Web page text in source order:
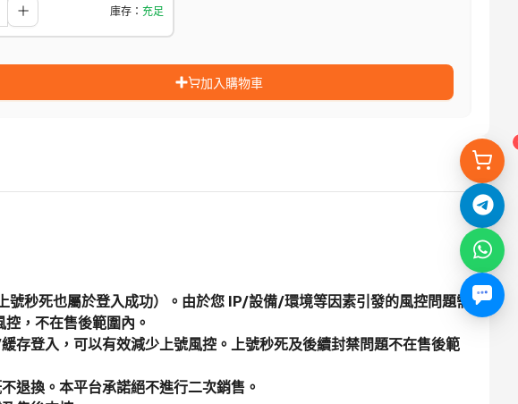
庫存 ： 充足
加入購物車
秒死也屬於登入成功）。由於您 IP/設備/環境等因素引發的風控問題需
，不在售後範圍內。
登入，可以有效減少上號風控。上號秒死及後續封禁問題不在售後範
退換。本平台承諾絕不進行二次銷售。